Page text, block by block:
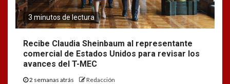
3 minutos de lectura
Recibe Claudia Sheinbaum al representante
comercial de Estados Unidos para revisar los
avances del T-MEC
2 semanas atrás Redacción